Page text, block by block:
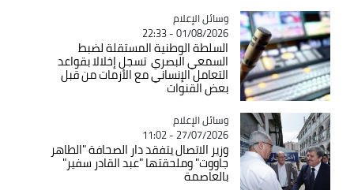
Catégorie
وسائل الإعلام
01/08/2026 - 22:33
السلطة الوطنية المستقلة لضبط
السمعي البصري تسجل إخلالا بقواعد
التعامل الإنساني مع الأزمات من قبل
بعض القنوات
Catégorie
وسائل الإعلام
27/07/2026 - 11:02
وزير الاتصال يتفقد دار الصحافة "الطاهر
جاووت" وملحقتها "عبد القادر سفير"
بالعاصمة